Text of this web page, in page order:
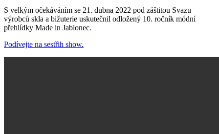
S velkým očekáváním se 21. dubna 2022 pod záštitou Svazu
výrobců skla a bižuterie uskutečnil odložený 10. ročník módní
přehlídky Made in Jablonec.
Podívejte na sestřih show.